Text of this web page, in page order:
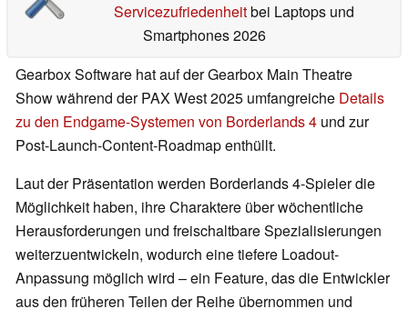
Servicezufriedenheitbei Laptops und
Smartphones 2026
Gearbox Software hat auf der Gearbox Main Theatre
Show während der PAX West 2025 umfangreiche Details
zu den Endgame-Systemen von Borderlands 4 und zur
Post-Launch-Content-Roadmap enthüllt.
Laut der Präsentation werden Borderlands 4-Spieler die
Möglichkeit haben, ihre Charaktere über wöchentliche
Herausforderungen und freischaltbare Spezialisierungen
weiterzuentwickeln, wodurch eine tiefere Loadout-
Anpassung möglich wird – ein Feature, das die Entwickler
aus den früheren Teilen der Reihe übernommen und